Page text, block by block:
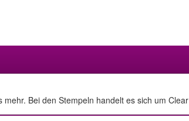
Bei den Stempeln handelt es sich um